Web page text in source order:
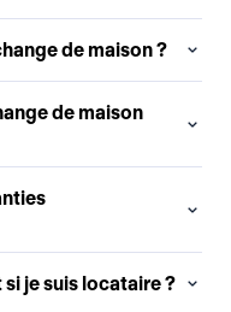
de maison ?
de maison
je suis locataire ?